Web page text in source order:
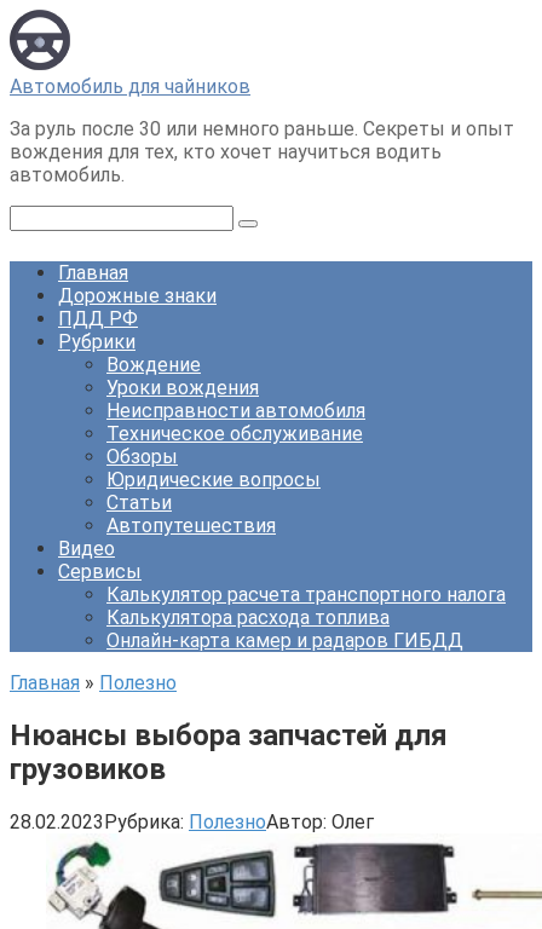
Перейти
к
контенту
Автомобиль для чайников
За руль после 30 или немного раньше. Секреты и опыт
вождения для тех, кто хочет научиться водить
автомобиль.
Главная
Дорожные знаки
ПДД РФ
Рубрики
Вождение
Уроки вождения
Неисправности автомобиля
Техническое обслуживание
Обзоры
Юридические вопросы
Статьи
Автопутешествия
Видео
Сервисы
Калькулятор расчета транспортного налога
Калькулятора расхода топлива
Онлайн-карта камер и радаров ГИБДД
Главная » Полезно
Нюансы выбора запчастей для
грузовиков
28.02.2023Рубрика: ПолезноАвтор: Олег